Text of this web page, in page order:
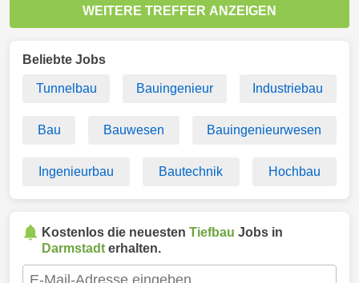
WEITERE TREFFER ANZEIGEN
Beliebte Jobs
Tunnelbau Bauingenieur Industriebau
Bau Bauwesen Bauingenieurwesen
Ingenieurbau Bautechnik Hochbau
Kostenlos die neuesten Tiefbau Jobs in
Darmstadt erhalten.